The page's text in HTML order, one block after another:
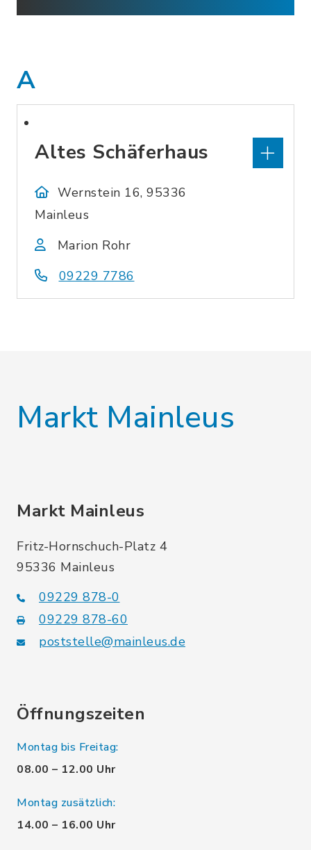
A
Altes Schäferhaus
Wernstein 16, 95336
Mainleus
Marion Rohr
09229 7786
Markt Mainleus
Markt Mainleus
Fritz-Hornschuch-Platz 4
95336 Mainleus
09229 878-0
09229 878-60
poststelle@mainleus.de
Öffnungszeiten
Montag bis Freitag:
08.00 – 12.00 Uhr
Montag zusätzlich:
14.00 – 16.00 Uhr